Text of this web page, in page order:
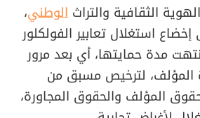
الثقافية والتراث الوطني،
استغلال تعابير الفولكلور
مدة حمايتها، أي بعد مرور
المؤلف، لترخيص مسبق من
المؤلف والحقوق المجاورة،